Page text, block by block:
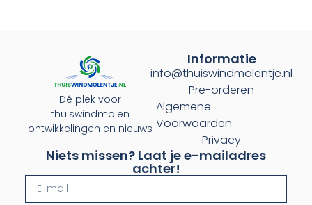
Dé plek voor
thuiswindmolen
ontwikkelingen en nieuws
Informatie
info@thuiswindmolentje.nl
Pre-orderen
Algemene
Voorwaarden
Privacy
Niets missen? Laat je e-mailadres
achter!